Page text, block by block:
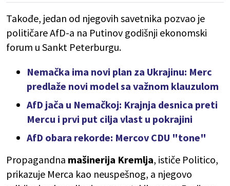
Takođe, jedan od njegovih savetnika pozvao je
političare AfD-a na Putinov godišnji ekonomski
forum u Sankt Peterburgu.
Nemačka ima novi plan za Ukrajinu: Merc
predlaže novi model sa važnom klauzulom
AfD jača u Nemačkoj: Krajnja desnica preti
Mercu i prvi put cilja vlast u pokrajini
AfD obara rekorde: Mercov CDU "tone"
Propagandna mašinerija Kremlja, ističe Politico,
prikazuje Merca kao neuspešnog, a njegovo